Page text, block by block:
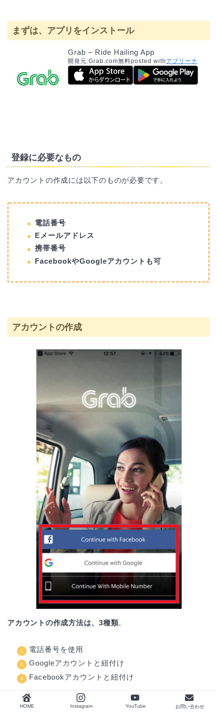
まずは、 アプリをインストール
Grab – Ride Hailing App
開発元:Grab.com無料posted with アプリーチ
登録に必要なもの
アカウントの作成には以下のものが必要です。
電話番号
Eメールアドレス
携帯番号
FacebookやGoogleアカウントも可
アカウントの作成
アカウントの作成方法は、3種類。
電話番号を使用
Googleアカウントと紐付け
Facebookアカウントと紐付け
HOME Instagram YouTube お問い合わせ